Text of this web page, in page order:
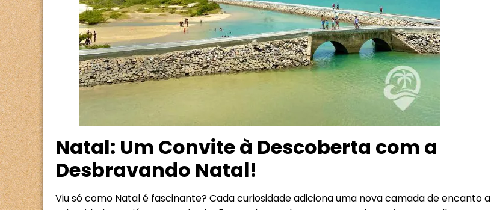
Natal: Um Convite à Descoberta com a
Desbravando Natal!
Viu só como Natal é fascinante? Cada curiosidade adiciona uma nova camada de encanto a